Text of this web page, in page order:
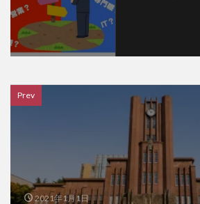
Prev
2021年1月1日